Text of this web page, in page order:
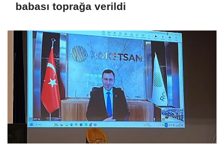
babası toprağa verildi